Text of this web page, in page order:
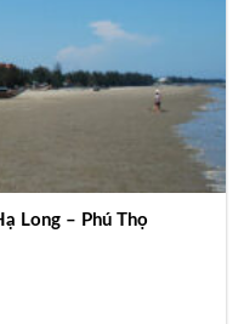
Long – Phú Thọ